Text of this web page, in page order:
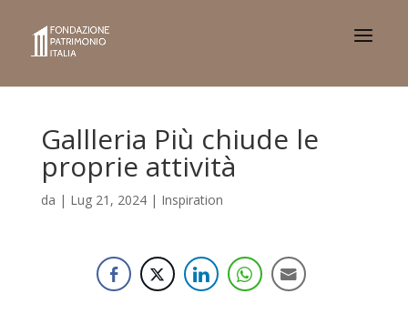
Gallleria Più chiude le
proprie attività
da | Lug 21, 2024| Inspiration